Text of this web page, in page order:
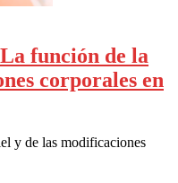
función de la
corporales en
y de las modificaciones